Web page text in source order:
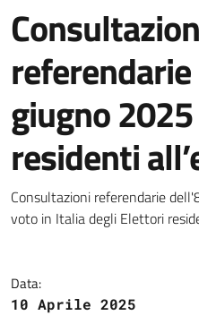
referendarie
giugno
residenti
Dettagli della
Consultazioni referendarie
voto in Italia degli Elettori
Data:
10 Aprile 2025